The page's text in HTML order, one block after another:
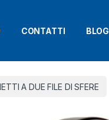
CONTATTI BLOG
A DUE FILE DI SFERE